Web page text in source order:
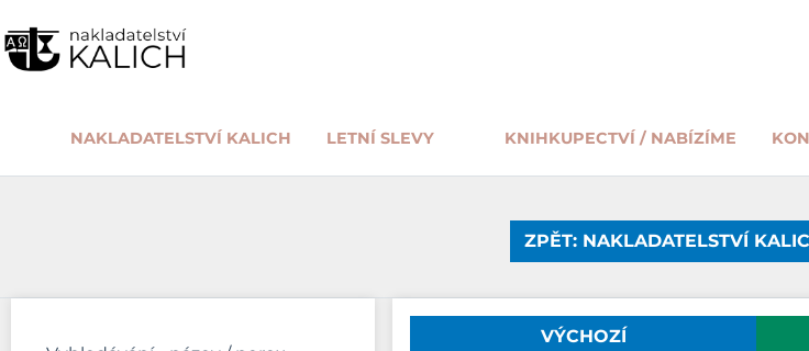
NAKLADATELSTVÍ KALICH LETNÍ SLEVY KNIHKUPECTVÍ / NABÍZÍME
ZPĚT: NAKLADATELSTVÍ
VÝCHOZÍ